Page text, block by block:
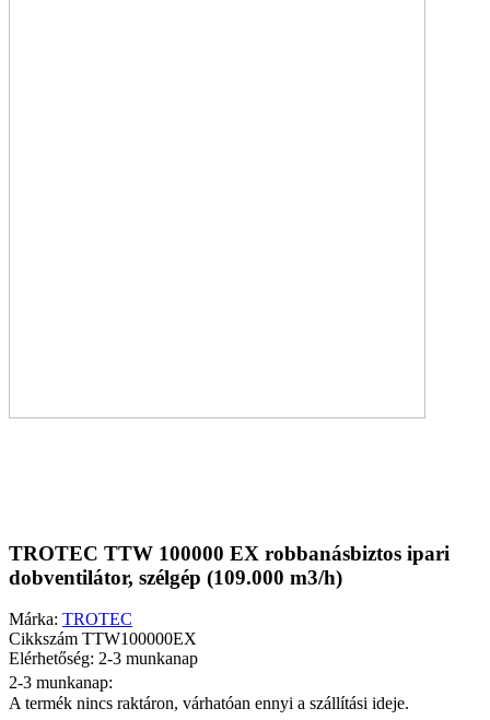
TROTEC TTW 100000 EX robbanásbiztos ipari
dobventilátor, szélgép (109.000 m3/h)
Márka: TROTEC
Cikkszám TTW100000EX
Elérhetőség: 2-3 munkanap
2-3 munkanap:
A termék nincs raktáron, várhatóan ennyi a szállítási ideje.